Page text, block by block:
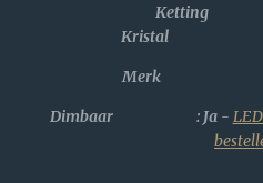
Ketting
Kristal
Merk :
Dimbaar : Ja -